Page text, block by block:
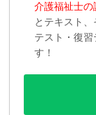
介護福祉士
とテキスト
テスト・復
す！